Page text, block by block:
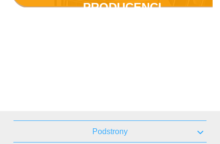
PRODUCENCI
Podstrony